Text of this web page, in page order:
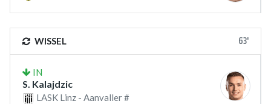
WISSEL 63'
IN
S. Kalajdzic
LASK Linz - Aanvaller #